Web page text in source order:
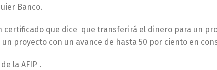
Banco.
certificado que dice que transferirá el dinero para un
proyecto con un avance de hasta 50 por ciento en
la AFIP .